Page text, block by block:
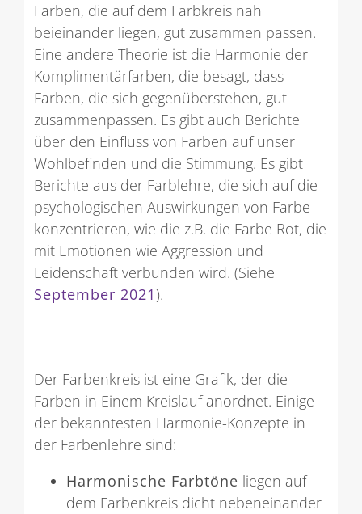
Farben, die auf dem Farbkreis nah
beieinander liegen, gut zusammen passen.
Eine andere Theorie ist die Harmonie der
Komplimentärfarben, die besagt, dass
Farben, die sich gegenüberstehen, gut
zusammenpassen. Es gibt auch Berichte
über den Einfluss von Farben auf unser
Wohlbefinden und die Stimmung. Es gibt
Berichte aus der Farblehre, die sich auf die
psychologischen Auswirkungen von Farbe
konzentrieren, wie die z.B. die Farbe Rot, die
mit Emotionen wie Aggression und
Leidenschaft verbunden wird. (Siehe
September 2021 ).
Der Farbenkreis ist eine Grafik, der die
Farben in Einem Kreislauf anordnet. Einige
der bekanntesten Harmonie-Konzepte in
der Farbenlehre sind:
Harmonische Farbtöne liegen auf
dem Farbenkreis dicht nebeneinander